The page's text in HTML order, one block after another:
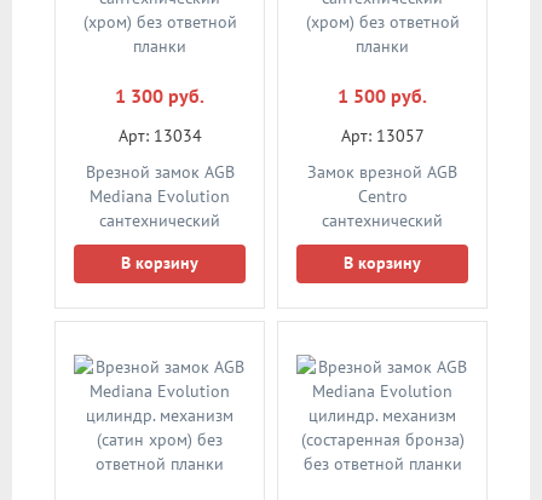
1 300 руб.
Арт: 13034
Врезной замок AGB
Mediana Evolution
сантехнический
(хром) без ответной
планки
В корзину
1 500 руб.
Арт: 13057
Замок врезной AGB
Centro
сантехнический
(хром) без ответной
планки
В корзину